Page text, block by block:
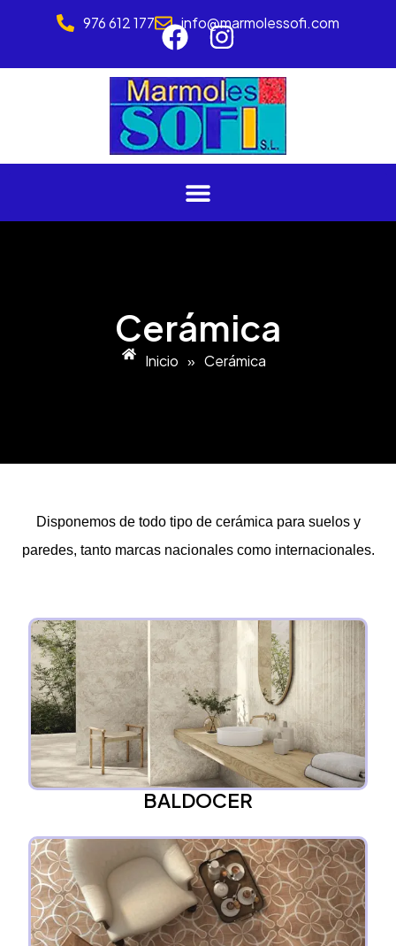
976 612 177 info@marmolessofi.com
Cerámica
Inicio » Cerámica
Disponemos de todo tipo de cerámica para suelos y
paredes, tanto marcas nacionales como internacionales.
BALDOCER